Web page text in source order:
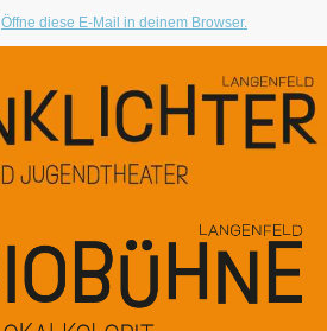
Öffne diese E-Mail in deinem Browser.